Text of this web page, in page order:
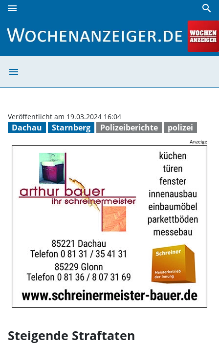
menu search
menu
Dachau Starnberg Polizeiberichte polizei
Veröffentlicht am 19.03.2024 16:04
Steigende Straftaten